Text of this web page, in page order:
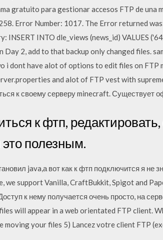
gratuito para gestionar accesos FTP de una
Error Number: 1017. The Error returned
INSERT INTO dle_views (news_id) VALUES
Day 2, add to that backup only changed files.
i dont have alot of options to edit files on
and alot of FTP vest with
к своему серверу minecraft. Существует
к фтп,
полезным.
java,а вот как к фтп подключится я не
support Vanilla, CraftBukkit, Spigot and
к нему получается очень просто, на
will appear in a web orientated FTP client.
moving your files 5) Lancez votre client FTP